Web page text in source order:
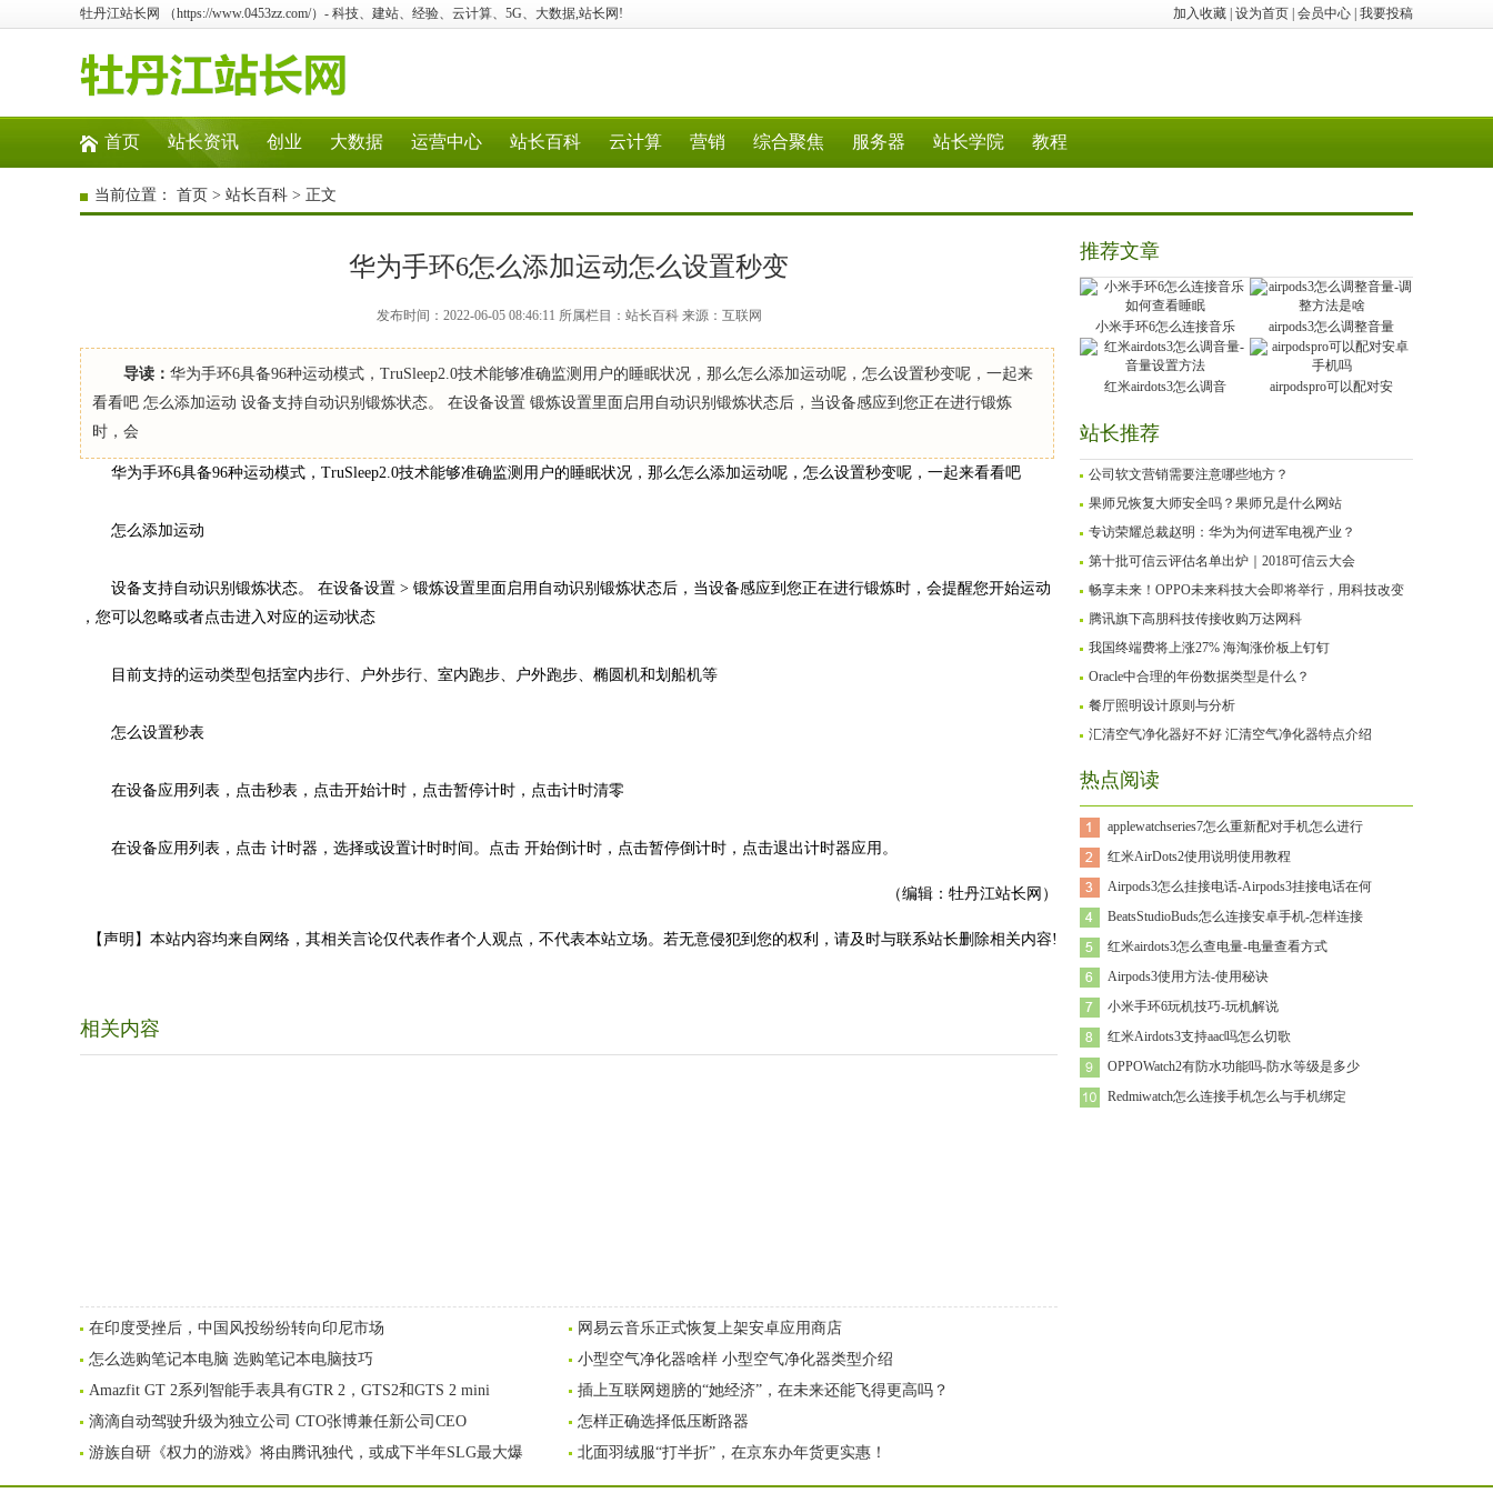
加入收藏 设为首页 会员中心 我要投稿
牡丹江站长网 （https://www.0453zz.com/）- 科技、建站、经验、云计算、5G、大数据,站长网!
首页 站长资讯 创业 大数据 运营中心 站长百科 云计算 营销 综合聚焦 服务器 站长学院 教程
当前位置： 首页 > 站长百科 > 正文
华为手环6怎么添加运动怎么设置秒变
发布时间：2022-06-05 08:46:11 所属栏目：站长百科 来源：互联网
导读： 华为手环6具备96种运动模式，TruSleep2.0技术能够准确监测用户的睡眠状况，那么怎么添加运动呢，怎么设置秒变呢，一起来
看看吧 怎么添加运动 设备支持自动识别锻炼状态。 在设备设置 锻炼设置里面启用自动识别锻炼状态后，当设备感应到您正在进行锻炼
时，会
华为手环6具备96种运动模式，TruSleep2.0技术能够准确监测用户的睡眠状况，那么怎么添加运动呢，怎么设置秒变呢，一起来看看吧
怎么添加运动
设备支持自动识别锻炼状态。 在设备设置 > 锻炼设置里面启用自动识别锻炼状态后，当设备感应到您正在进行锻炼时，会提醒您开始运动
，您可以忽略或者点击进入对应的运动状态
目前支持的运动类型包括室内步行、户外步行、室内跑步、户外跑步、椭圆机和划船机等
怎么设置秒表
在设备应用列表，点击秒表，点击开始计时，点击暂停计时，点击计时清零
在设备应用列表，点击 计时器，选择或设置计时时间。点击 开始倒计时，点击暂停倒计时，点击退出计时器应用。
（编辑：牡丹江站长网）
【声明】本站内容均来自网络，其相关言论仅代表作者个人观点，不代表本站立场。若无意侵犯到您的权利，请及时与联系站长删除相关内容!
相关内容
在印度受挫后，中国风投纷纷转向印尼市场
网易云音乐正式恢复上架安卓应用商店
怎么选购笔记本电脑 选购笔记本电脑技巧
小型空气净化器啥样 小型空气净化器类型介绍
Amazfit GT 2系列智能手表具有GTR 2，GTS2和GTS 2 mini
插上互联网翅膀的“她经济”，在未来还能飞得更高吗？
滴滴自动驾驶升级为独立公司 CTO张博兼任新公司CEO
怎样正确选择低压断路器
游族自研《权力的游戏》将由腾讯独代，或成下半年SLG最大爆
北面羽绒服“打半折”，在京东办年货更实惠！
推荐文章
小米手环6怎么连接音乐 airpods3怎么调整音量
红米airdots3怎么调音 airpodspro可以配对安
站长推荐
公司软文营销需要注意哪些地方？
果师兄恢复大师安全吗？果师兄是什么网站
专访荣耀总裁赵明：华为为何进军电视产业？
第十批可信云评估名单出炉｜2018可信云大会
畅享未来！OPPO未来科技大会即将举行，用科技改变
腾讯旗下高朋科技传接收购万达网科
我国终端费将上涨27% 海淘涨价板上钉钉
Oracle中合理的年份数据类型是什么？
餐厅照明设计原则与分析
汇清空气净化器好不好 汇清空气净化器特点介绍
热点阅读
applewatchseries7怎么重新配对手机怎么进行
红米AirDots2使用说明使用教程
Airpods3怎么挂接电话-Airpods3挂接电话在何
BeatsStudioBuds怎么连接安卓手机-怎样连接
红米airdots3怎么查电量-电量查看方式
Airpods3使用方法-使用秘诀
小米手环6玩机技巧-玩机解说
红米Airdots3支持aac吗怎么切歌
OPPOWatch2有防水功能吗-防水等级是多少
Redmiwatch怎么连接手机怎么与手机绑定